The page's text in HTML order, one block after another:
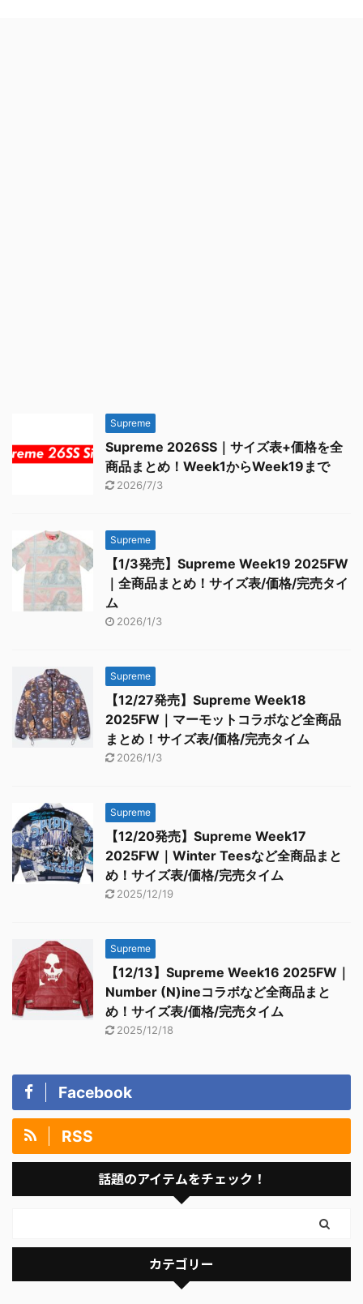
Supreme
Supreme 2026SS｜サイズ表+価格を全
商品まとめ！Week1からWeek19まで
2026/7/3
Supreme
【1/3発売】Supreme Week19 2025FW
｜全商品まとめ！サイズ表/価格/完売タイ
ム
2026/1/3
Supreme
【12/27発売】Supreme Week18
2025FW｜マーモットコラボなど全商品
まとめ！サイズ表/価格/完売タイム
2026/1/3
Supreme
【12/20発売】Supreme Week17
2025FW｜Winter Teesなど全商品まと
め！サイズ表/価格/完売タイム
2025/12/19
Supreme
【12/13】Supreme Week16 2025FW｜
Number (N)ineコラボなど全商品まと
め！サイズ表/価格/完売タイム
2025/12/18
Facebook
RSS
話題のアイテムをチェック！
カテゴリー